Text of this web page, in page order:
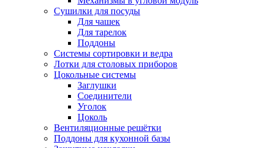
Сушилки для посуды
Для чашек
Для тарелок
Поддоны
Системы сортировки и ведра
Лотки для столовых приборов
Цокольные системы
Заглушки
Соединители
Уголок
Цоколь
Вентиляционные решётки
Поддоны для кухонной базы